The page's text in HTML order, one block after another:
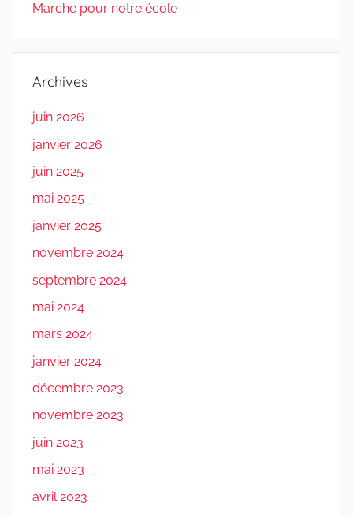
Marche pour notre école
Archives
juin 2026
janvier 2026
juin 2025
mai 2025
janvier 2025
novembre 2024
septembre 2024
mai 2024
mars 2024
janvier 2024
décembre 2023
novembre 2023
juin 2023
mai 2023
avril 2023